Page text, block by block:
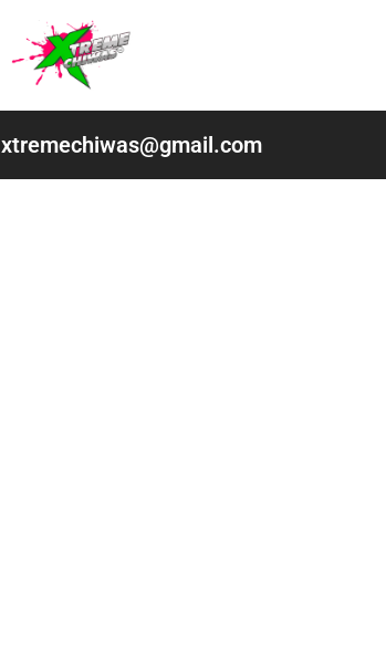
contenido
xtremechiwas@gmail.com